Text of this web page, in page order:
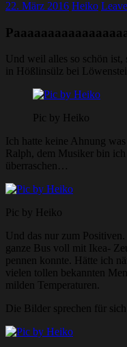
22. März 2016 Heiko
Und weil alles so schön
in Hößlinsülz bei
Pic by Heiko
Ich hatte keine Ahnung
Ralph, dem Musiker bin
überraschen…
Pic by Heiko
Und das nur zum
ganze Bus voll mit Ikea-
pennen konnte. Hätte ich
vielen tollen bekannten
milden Temperaturen.
Die Bilder sprechen für